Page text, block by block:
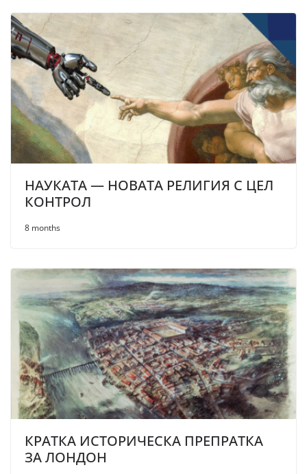
НАУКАТА — НОВАТА РЕЛИГИЯ С ЦЕЛ
КОНТРОЛ
8 months
КРАТКА ИСТОРИЧЕСКА ПРЕПРАТКА
ЗА ЛОНДОН